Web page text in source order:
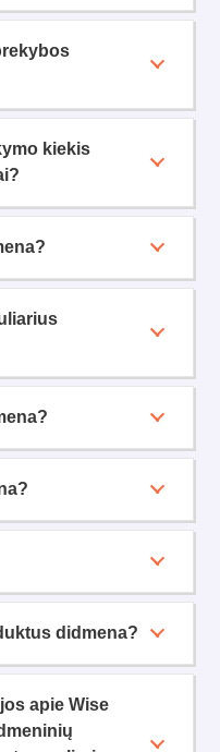
kiekis
didmena?
apie Wise